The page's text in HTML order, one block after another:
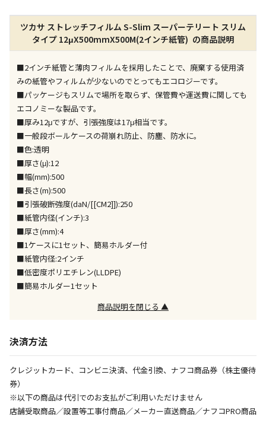
店舗のみで受取できる商品です（宅配便でのお届けが
できません）
※同時購入の商品は、全て同じ店舗での受取となりま
す
特定の店舗のみで受取ができる商品です（宅配便での
お届けができません）
※同時購入の商品は、全て同じ店舗での受取となりま
す
委託業者によりお届けする商品です
※支払い方法の代金引換は選択できません。
※電話注文はできません。
宅配のみでお届けする商品です（店舗受取は選択でき
ません）
※「宅配・店舗受取」「宅配のみ」マークの商品のみ
同時購入が可能です
午前9時までのご注文確定した商品については、当日に
出荷いたします。
ただし、メーカーの営業日に基づき出荷手続きを行う
また、日曜・祝日や年末年始などの長期休業期間中
設置工事代金も含まれた商品です
お見積商品です。金額・施工日はお打ち合わせの上、
決定となります。
ツカサ ストレッチフィルム S-Slim スーパーテリート スリム
タイプ 12μX500mmX500M(2インチ紙管) の商品説明
■2インチ紙管と薄肉フィルムを採用したことで、廃棄する使用済
みの紙管やフィルムが少ないのでとってもエコロジーです。
■パッケージもスリムで場所を取らず、保管費や運送費に関しても
エコノミーな製品です。
■厚み12μですが、引張強度は17μ相当です。
■一般段ボールケースの荷崩れ防止、防塵、防水に。
■色:透明
■厚さ(μ):12
■幅(mm):500
■長さ(m):500
■引張破断強度(daN/[[CM2]]):250
■紙管内径(インチ):3
■厚さ(mm):4
■1ケースに1セット、簡易ホルダー付
■紙管内径:2インチ
■低密度ポリエチレン(LLDPE)
■簡易ホルダー1セット
商品説明を閉じる ▲
決済方法
クレジットカード、コンビニ決済、代金引換、ナフコ商品券（株主優待
券）
※以下の商品は代引でのお支払がご利用いただけません
店舗受取商品／設置等工事付商品／メーカー直送商品／ナフコPRO商品